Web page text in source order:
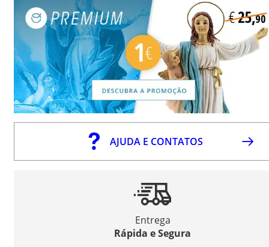
AJUDA E CONTATOS
Entrega
Rápida e Segura